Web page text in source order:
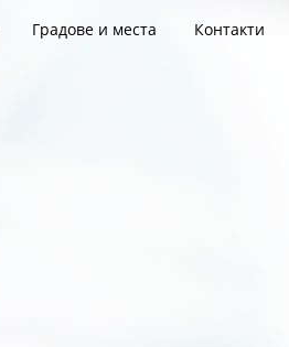
Градове и места Контакти